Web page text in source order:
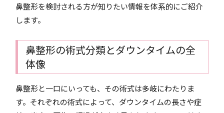
鼻整形を検討される方が知りたい情報を体系的にご紹介
します。
鼻整形の術式分類とダウンタイムの全
体像
鼻整形と一口にいっても、その術式は多岐にわたりま
す。それぞれの術式によって、ダウンタイムの長さや症